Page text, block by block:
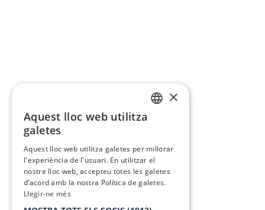
×
Aquest lloc web utilitza
galetes
Aquest lloc web utilitza galetes per millorar
l'experiència de l'usuari. En utilitzar el
nostre lloc web, accepteu totes les galetes
d’acord amb la nostra Política de galetes.
Llegir-ne més